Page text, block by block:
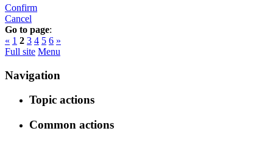
Confirm
Cancel
Go to page:
« 1 2 3 4 5 6 »
Full site Menu
Navigation
Topic actions
Common actions